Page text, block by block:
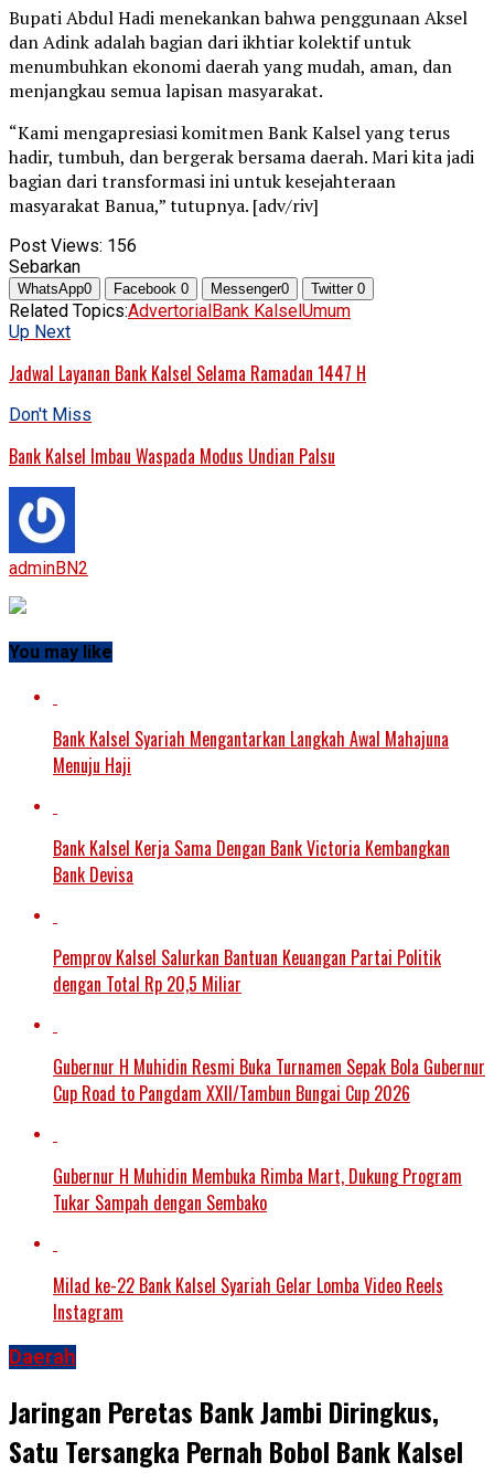
Bupati Abdul Hadi menekankan bahwa penggunaan Aksel
dan Adink adalah bagian dari ikhtiar kolektif untuk
menumbuhkan ekonomi daerah yang mudah, aman, dan
menjangkau semua lapisan masyarakat.
“Kami mengapresiasi komitmen Bank Kalsel yang terus
hadir, tumbuh, dan bergerak bersama daerah. Mari kita jadi
bagian dari transformasi ini untuk kesejahteraan
masyarakat Banua,” tutupnya. [adv/riv]
Post Views: 156
Sebarkan
WhatsApp0 Facebook 0 Messenger0 Twitter 0
Related Topics:AdvertorialBank KalselUmum
Up Next
Jadwal Layanan Bank Kalsel Selama Ramadan 1447 H
Don't Miss
Bank Kalsel Imbau Waspada Modus Undian Palsu
adminBN2
You may like
Bank Kalsel Syariah Mengantarkan Langkah Awal Mahajuna
Menuju Haji
Bank Kalsel Kerja Sama Dengan Bank Victoria Kembangkan
Bank Devisa
Pemprov Kalsel Salurkan Bantuan Keuangan Partai Politik
dengan Total Rp 20,5 Miliar
Gubernur H Muhidin Resmi Buka Turnamen Sepak Bola Gubernur
Cup Road to Pangdam XXII/Tambun Bungai Cup 2026
Gubernur H Muhidin Membuka Rimba Mart, Dukung Program
Tukar Sampah dengan Sembako
Milad ke-22 Bank Kalsel Syariah Gelar Lomba Video Reels
Instagram
Daerah
Jaringan Peretas Bank Jambi Diringkus,
Satu Tersangka Pernah Bobol Bank Kalsel